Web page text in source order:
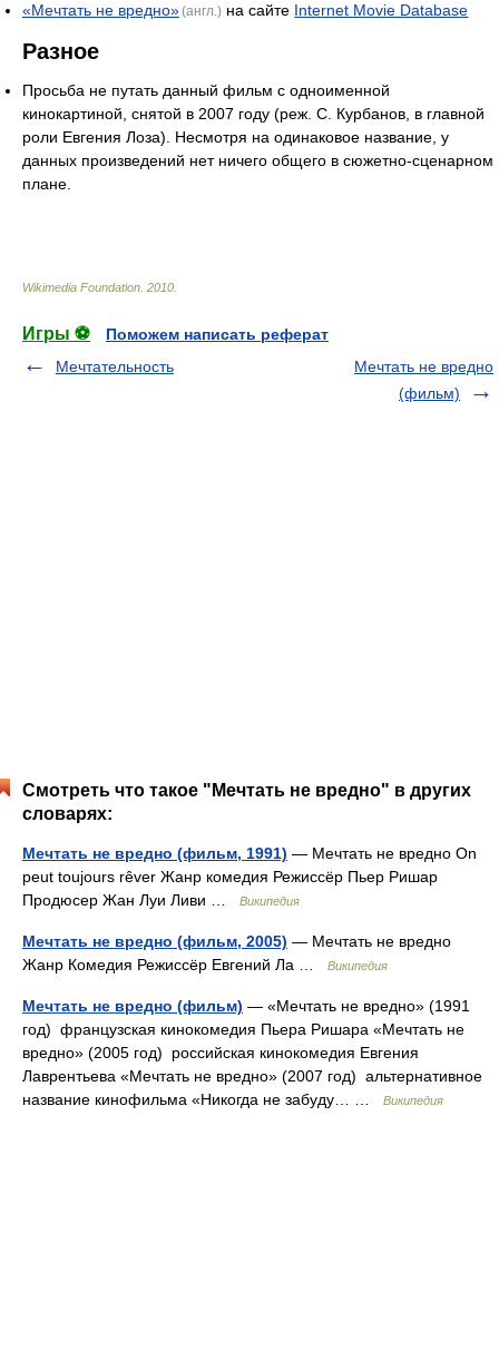
«Мечтать не вредно»(англ.) на сайте Internet Movie Database
Разное
Просьба не путать данный фильм с одноименной
кинокартиной, снятой в 2007 году (реж. С. Курбанов, в главной
роли Евгения Лоза). Несмотря на одинаковое название, у
данных произведений нет ничего общего в сюжетно-сценарном
плане.
Wikimedia Foundation 2010
Игры ⚽
Поможем написать реферат
Мечтательность
Мечтать не вредно
(фильм)
Смотреть что такое "Мечтать не вредно" в других
словарях:
Мечтать не вредно (фильм, 1991) — Мечтать не вредно On
peut toujours rêver Жанр комедия Режиссёр Пьер Ришар
Продюсер Жан Луи Ливи …
Википедия
Мечтать не вредно (фильм, 2005) — Мечтать не вредно
Жанр Комедия Режиссёр Евгений Ла …
Википедия
Мечтать не вредно (фильм) — «Мечтать не вредно» (1991
год) французская кинокомедия Пьера Ришара «Мечтать не
вредно» (2005 год) российская кинокомедия Евгения
Лаврентьева «Мечтать не вредно» (2007 год) альтернативное
название кинофильма «Никогда не забуду… …
Википедия